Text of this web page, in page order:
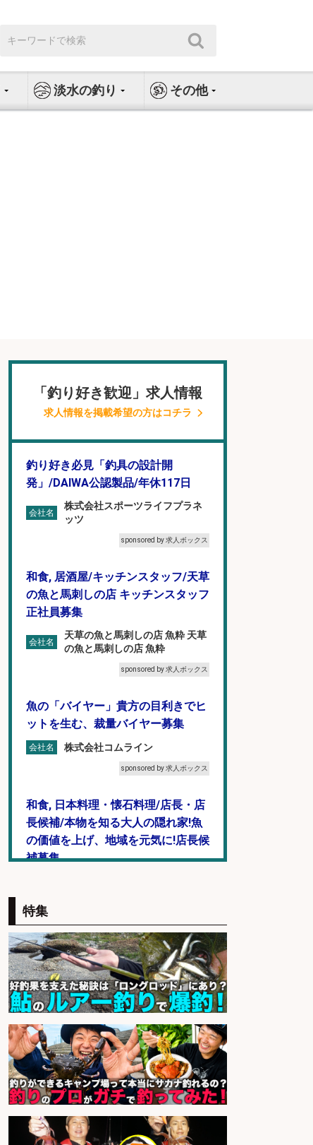
索:
淡水の釣り その他
「釣り好き歓迎」求人情報
求人情報を掲載希望の方はコチラ
釣り好き必見「釣具の設計開
発」/DAIWA公認製品/年休117日
会社名
株式会社スポーツライフプラネ
ッツ
sponsored by 求人ボックス
和食, 居酒屋/キッチンスタッフ/天草
の魚と馬刺しの店 キッチンスタッフ
正社員募集
会社名
天草の魚と馬刺しの店 魚粋 天草
の魚と馬刺しの店 魚粋
sponsored by 求人ボックス
魚の「バイヤー」貴方の目利きでヒ
ットを生む、裁量バイヤー募集
会社名 株式会社コムライン
sponsored by 求人ボックス
和食, 日本料理・懐石料理/店長・店
長候補/本物を知る大人の隠れ家!魚
の価値を上げ、地域を元気に!店長候
補募集
営業事務/釣り具メーカーでの営業
アシスタントのお仕事/残業なし/即
日勤務可/営業事務/軽作業
会社名 株式会社パソナ
精肉・青果・鮮魚販売/志布志市内
でお魚のカットや商品の陳列スタッ
フ/車通勤OK×時間選べる×未経験歓
迎/鹿児島県/志布志市
会社名 株式会社ホットスタッフ鹿児島
特集